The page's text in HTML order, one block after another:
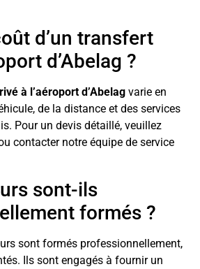
d’un transfert
d’Abelag ?
à l’aéroport d’Abelag varie en
de la distance et des services
Pour un devis détaillé, veuillez
contacter notre équipe de service
sont-ils
formés ?
sont formés professionnellement,
Ils sont engagés à fournir un